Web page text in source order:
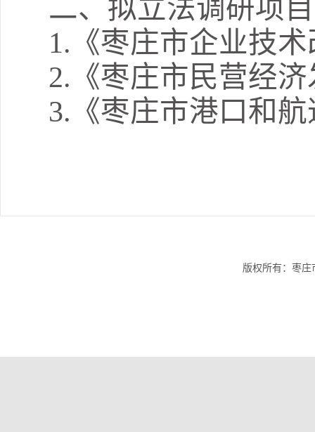
二、拟立法调研项目
1. 《枣庄市企业技
2. 《枣庄市民营经
3. 《枣庄市港口和
版权所有：枣